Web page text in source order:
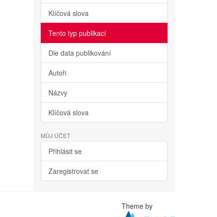
Klíčová slova
Tento typ publikací
Dle data publikování
Autoři
Názvy
Klíčová slova
MŮJ ÚČET
Přihlásit se
Zaregistrovat se
Theme by